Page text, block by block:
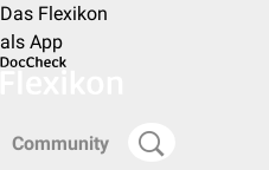
Das Flexikon
als App
Community